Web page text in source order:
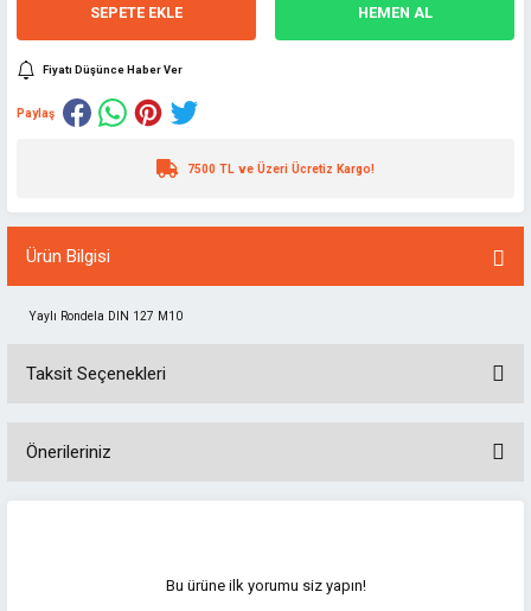
SEPETE EKLE HEMEN AL
Fiyatı Düşünce Haber Ver
Paylaş
7500 TL ve Üzeri Ücretiz Kargo!
Ürün Bilgisi
Yaylı Rondela DIN 127 M10
Taksit Seçenekleri
Önerileriniz
Görüş ve önerileriniz için teşekkür ederiz.
Bu ürüne ilk yorumu siz yapın!